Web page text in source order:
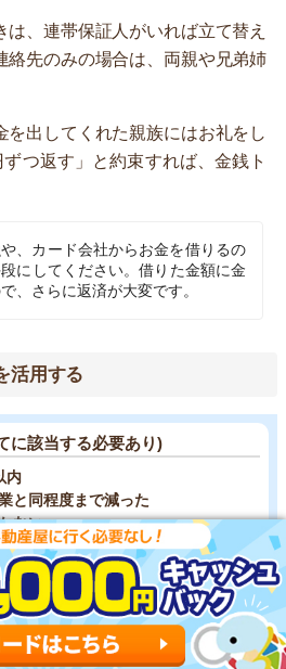
は、連帯保証人がいれば立て替え
絡先のみの場合は、両親や兄弟姉
を出してくれた親族にはお礼をし
つ返す」と約束すれば、金銭ト
、カード会社からお金を借りるの
にしてください。借りた金額に金
、さらに返済が大変です。
活用する
に該当する必要あり)
内
と同程度まで減った
ない
かない
思がある
みをする予定
※2023年3月27日現在